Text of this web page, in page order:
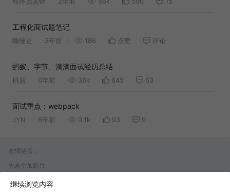
工程化面试题笔记
嗨慢走 3年前 186 点赞 评论
蚂蚁、字节、滴滴面试经历总结
桃翁 6年前 36k 645 63
面试重点：webpack
JYN 6年前 9.1k 93 9
友情链接：
先来个加影片
闹开场！近两百名群友齐聚一堂，盛装登场，载歌载舞，欢庆建军99周年。
继续浏览内容